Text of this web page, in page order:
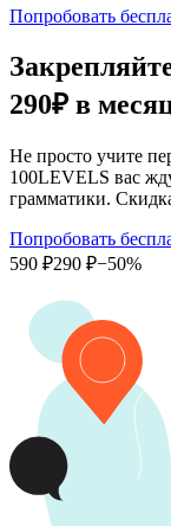
Попробовать
290₽ в
Не просто учите
100LEVELS вас
грамматики.
Попробовать
590 ₽290 ₽−50%